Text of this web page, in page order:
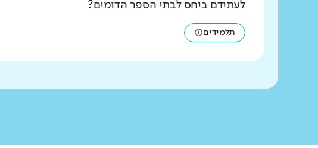
לעתידם ביחס לבתי הספר הדומים?
תלמידים